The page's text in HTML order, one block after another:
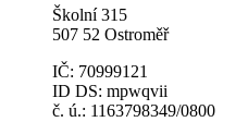
Školní 315
507 52 Ostroměř
IČ: 70999121
ID DS: mpwqvii
č. ú.: 1163798349/0800